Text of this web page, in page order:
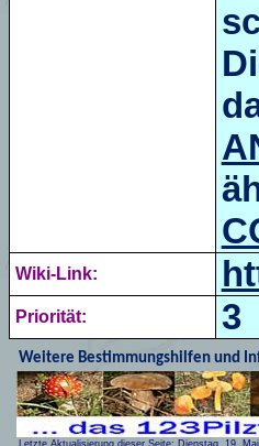
Wiki-Link:
Priorität: 3
Weitere Bestimmungshilfen und
Letzte Aktualisierung dieser Seite: Dienstag, 19.